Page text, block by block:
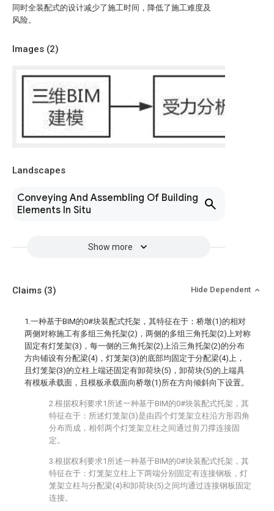
同时全装配式的设计减少了施工时间，降低了施工难度及
风险。
Images (2)
Landscapes
Conveying And Assembling Of Building
Elements In Situ
Show more
Claims (3) Hide Dependent
1.一种基于BIM的0#块装配式托架，其特征在于：桥墩(1)的相对
两侧对称施工有多组三角托架(2)，两侧的多组三角托架(2)上对称
固定有灯笼架(3)，每一侧的三角托架(2)上沿三角托架(2)的分布
方向铺设有分配梁(4)，灯笼架(3)的底部均固定于分配梁(4)上，
且灯笼架(3)的立柱上端还固定有卸荷块(5)，卸荷块(5)的上端具
有模板承载面，且模板承载面向桥墩(1)所在方向倾斜向下设置。
2.根据权利要求1所述一种基于BIM的0#块装配式托架，其
特征在于：所述灯笼架(3)是由四个灯笼架立柱沿方形四角
分布而成，相邻两个灯笼架立柱之间通过剪刀撑连接固
定。
3.根据权利要求1所述一种基于BIM的0#块装配式托架，其
特征在于：灯笼架立柱上下两端分别固定有连接钢板，灯
笼架立柱与分配梁(4)和卸荷块(5)之间均通过连接钢板固定
连接。